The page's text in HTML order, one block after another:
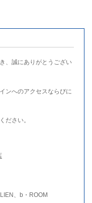
、誠にありがとうござい
ンへのアクセスならびに
ださい。
、b・ROOM